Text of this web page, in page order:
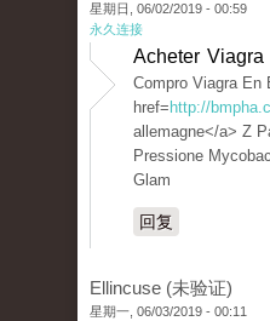
星期日, 06/02/2019 - 00:59
永久连接
Acheter
Compro Viagra En
href= http://
allemagne</a> Z
Pressione
Glam
回复
Ellincuse (未验证)
星期一, 06/03/2019 - 00:11